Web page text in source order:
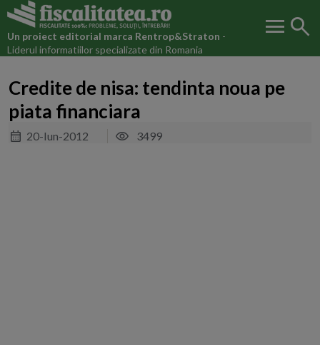
Un proiect editorial marca Rentrop&Straton -
Liderul informatiilor specializate din Romania
menu search
Credite de nisa: tendinta noua pe
piata financiara
20-Iun-2012 3499